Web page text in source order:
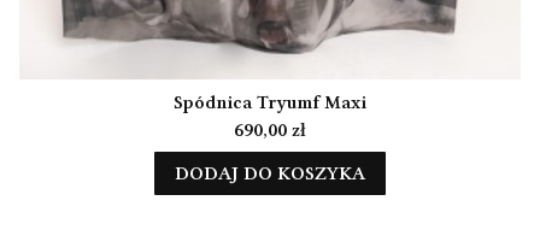
Spódnica Tryumf Maxi
Cena
690,00 zł
DODAJ DO KOSZYKA